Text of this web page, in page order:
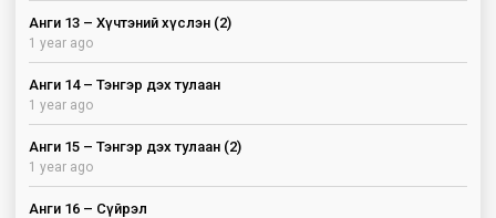
Анги 13 – Хүчтэний хүслэн (2)
1 year ago
Анги 14 – Тэнгэр дэх тулаан
1 year ago
Анги 15 – Тэнгэр дэх тулаан (2)
1 year ago
Анги 16 – Сүйрэл